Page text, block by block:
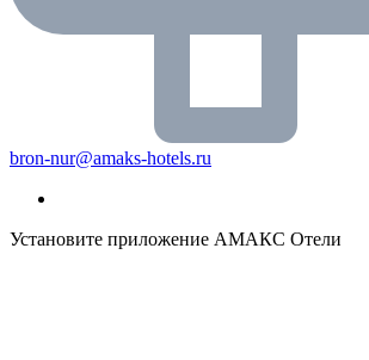
bron-nur@amaks-hotels.ru
Установите приложение АМАКС Отели